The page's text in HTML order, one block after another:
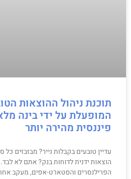
תוכנת ניהול ההוצאות
המופעלת על ידי בינה
פיננסית מהירה יותר
עדיין טובעים בקבלות נייר? מבזבזים
הוצאות ידנית לדוחות בנק? אתם לא
הפרילנסרים והסטארט-אפים, מעקב